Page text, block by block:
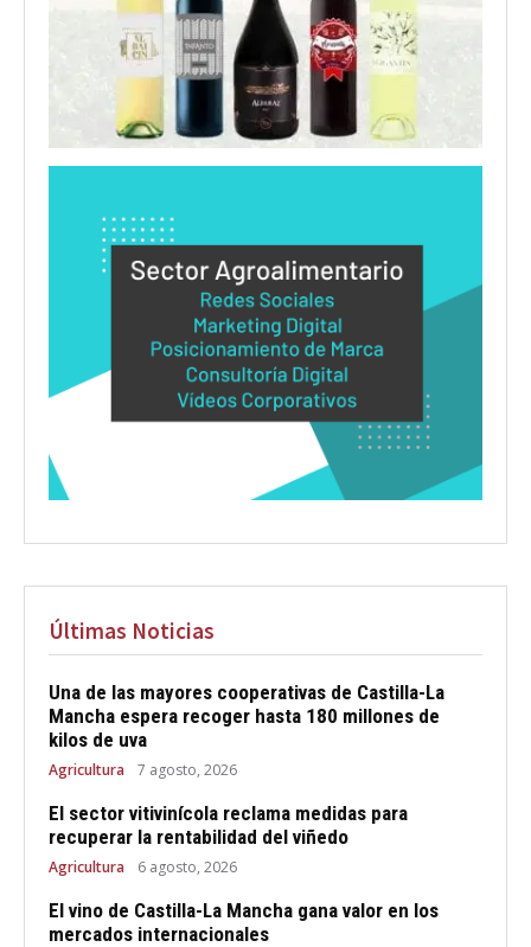
Últimas Noticias
Una de las mayores cooperativas de Castilla-La
Mancha espera recoger hasta 180 millones de
kilos de uva
Agricultura 7 agosto, 2026
El sector vitivinícola reclama medidas para
recuperar la rentabilidad del viñedo
Agricultura 6 agosto, 2026
El vino de Castilla-La Mancha gana valor en los
mercados internacionales